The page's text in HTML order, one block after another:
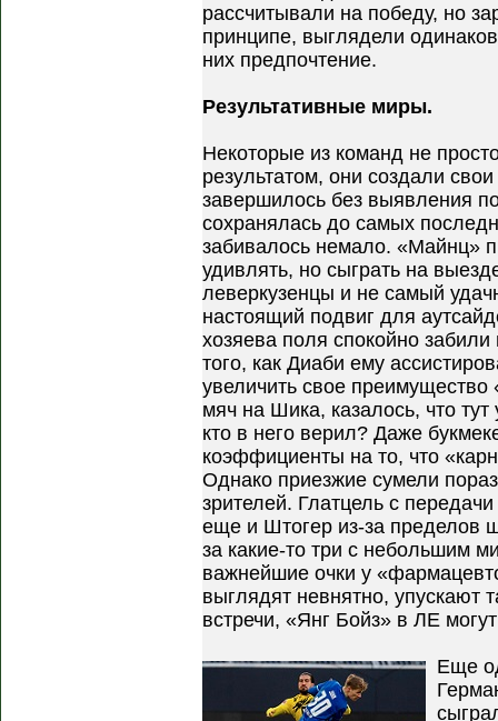
рассчитывали на победу, но
принципе, выглядели
них предпочтение.
Результативные миры.
Некоторые из команд не
результатом, они создали
завершилось без выявления
сохранялась до самых
забивалось немало. «Майнц»
удивлять, но сыграть на
леверкузенцы и не самый
настоящий подвиг для
хозяева поля спокойно
того, как Диаби ему
увеличить свое
мяч на Шика, казалось, что тут
кто в него верил? Даже
коэффициенты на то, что
Однако приезжие сумели
зрителей. Глатцель с
еще и Штогер из-за пределов
за какие-то три с небольшим
важнейшие очки у
выглядят невнятно, упускают
встречи, «Янг Бойз» в ЛЕ
Еще